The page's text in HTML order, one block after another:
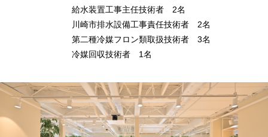
RECRUIT 採用を知る
給水装置工事主任技術者 2名
川崎市排水設備工事責任技術者 2名
第二種冷媒フロン類取扱技術者 3名
冷媒回収技術者 1名